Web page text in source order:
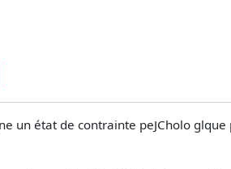
un état de contrainte peJCholo­ glque